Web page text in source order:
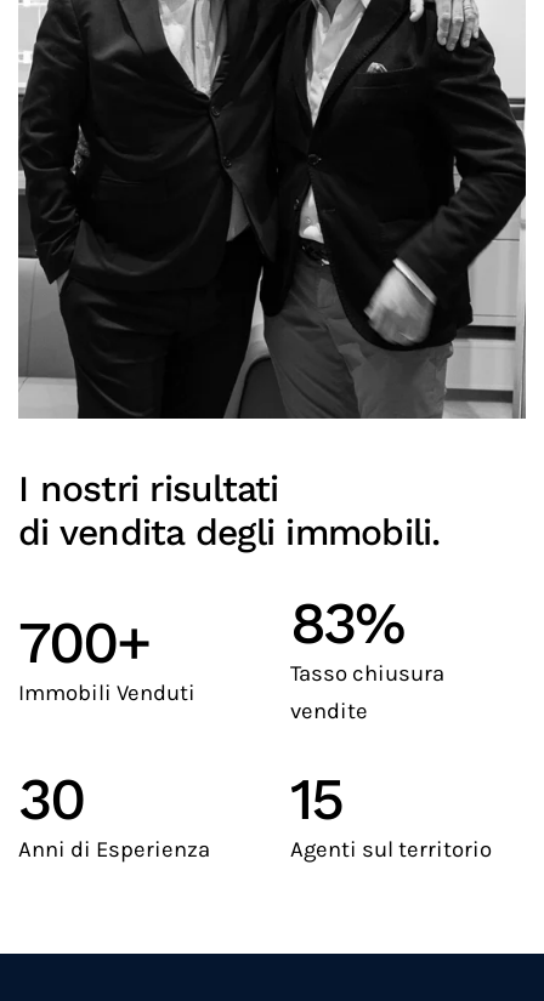
I nostri risultati
di vendita degli immobili.
700+
Immobili Venduti
83%
Tasso chiusura
vendite
30
Anni di Esperienza
15
Agenti sul territorio